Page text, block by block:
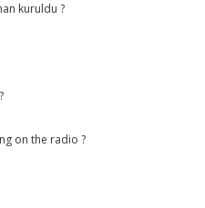
kuruldu ?
on the radio ?